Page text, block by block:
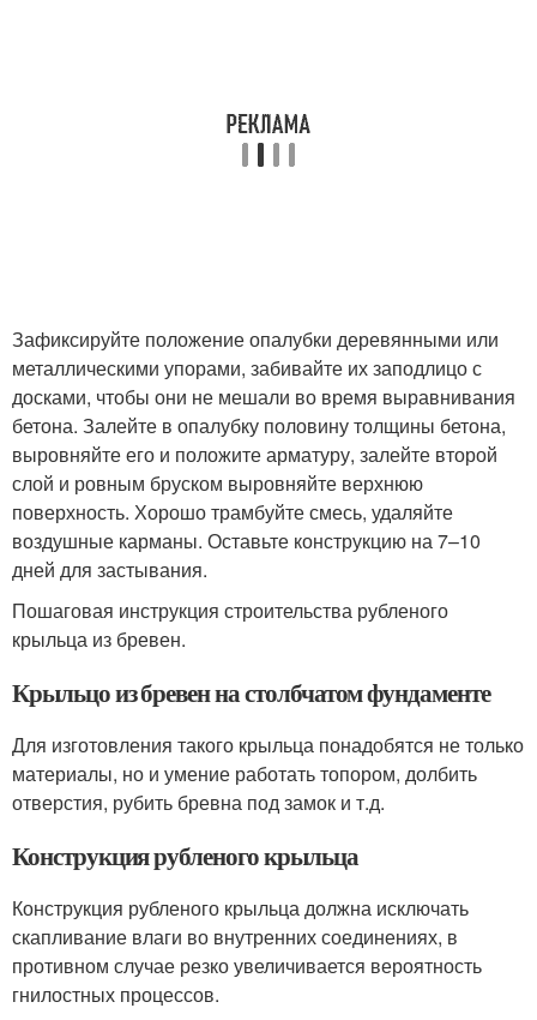
Зафиксируйте положение опалубки деревянными или
металлическими упорами, забивайте их заподлицо с
досками, чтобы они не мешали во время выравнивания
бетона. Залейте в опалубку половину толщины бетона,
выровняйте его и положите арматуру, залейте второй
слой и ровным бруском выровняйте верхнюю
поверхность. Хорошо трамбуйте смесь, удаляйте
воздушные карманы. Оставьте конструкцию на 7–10
дней для застывания.
Пошаговая инструкция строительства рубленого
крыльца из бревен.
Крыльцо из бревен на столбчатом фундаменте
Для изготовления такого крыльца понадобятся не только
материалы, но и умение работать топором, долбить
отверстия, рубить бревна под замок и т.д.
Конструкция рубленого крыльца
Конструкция рубленого крыльца должна исключать
скапливание влаги во внутренних соединениях, в
противном случае резко увеличивается вероятность
гнилостных процессов.